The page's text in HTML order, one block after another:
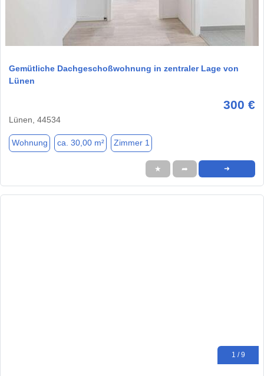
Gemütliche Dachgeschoßwohnung in zentraler Lage von
Lünen
300 €
Lünen, 44534
Wohnung ca. 30,00 m² Zimmer 1
★ ➦ ➜
1 / 9